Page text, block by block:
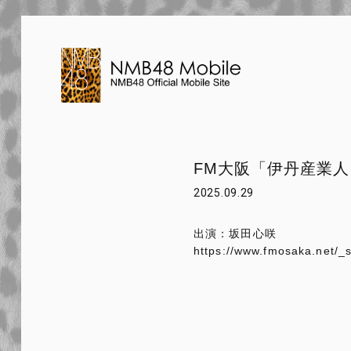
FM大阪「伊丹産業
2025.09.29
出演：坂田心咲
https://www.fmosaka.net/